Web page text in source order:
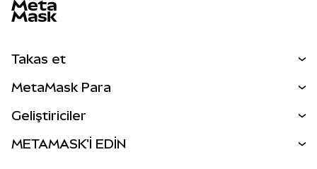
Takas et
Perps
RWA'lar
MetaMask Para
Geliştiriciler
METAMASK'İ EDİN